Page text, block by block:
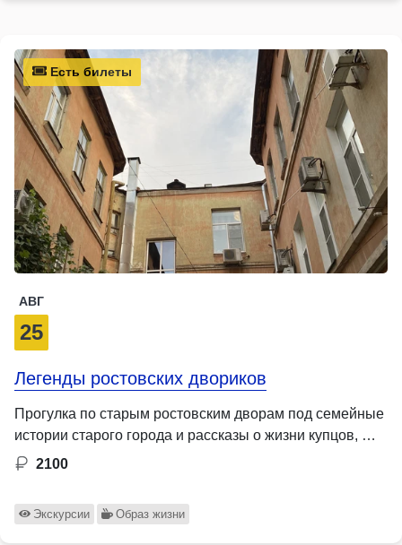
Есть билеты
АВГ
25
Легенды ростовских двориков
Прогулка по старым ростовским дворам под семейные
истории старого города и рассказы о жизни купцов, …
2100
Экскурсии Образ жизни